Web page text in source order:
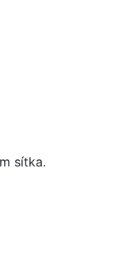
sítka.